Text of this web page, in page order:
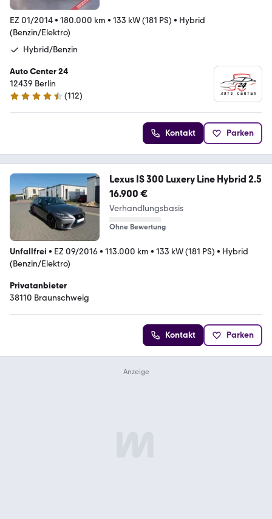
EZ 01/2014• 180.000 km • 133 kW (181 PS) • Hybrid
(Benzin/Elektro)
Hybrid/Benzin
Auto Center 24
12439 Berlin
4.6 Sterne
(112)
Kontakt Parken
Lexus IS 300 Luxery Line Hybrid 2.5
16.900 €
Verhandlungsbasis
Ohne Bewertung
Unfallfrei • EZ 09/2016• 113.000 km • 133 kW (181 PS) • Hybrid
(Benzin/Elektro)
Privatanbieter
38110 Braunschweig
Kontakt Parken